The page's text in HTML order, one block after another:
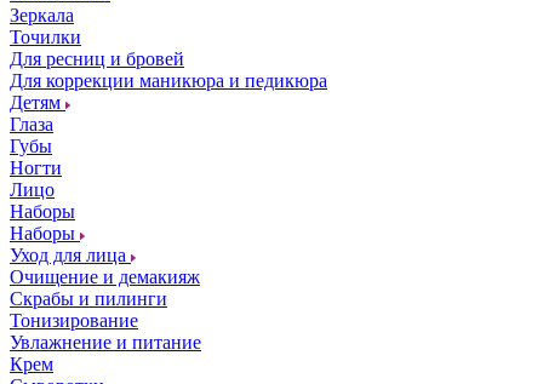
Зеркала
Точилки
Для ресниц и бровей
Для коррекции маникюра и педикюра
Детям
Глаза
Губы
Ногти
Лицо
Наборы
Наборы
Уход для лица
Очищение и демакияж
Скрабы и пилинги
Тонизирование
Увлажнение и питание
Крем